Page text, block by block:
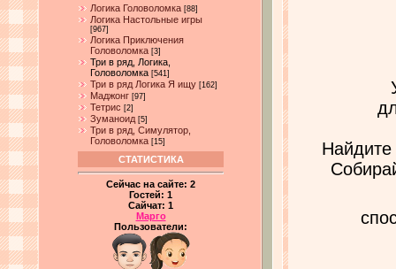
Логика Головоломка [88]
Логика Настольные игры
[967]
Логика Приключения
Головоломка [3]
Три в ряд, Логика,
Головоломка [541]
Три в ряд Логика Я ищу [162]
Маджонг [97]
Тетрис [2]
Зуманоид [5]
Три в ряд, Симулятор,
Головоломка [15]
СТАТИСТИКА
Сейчас на сайте: 2
Гостей: 1
Сайчат: 1
Марго
Пользователи:
Найдите